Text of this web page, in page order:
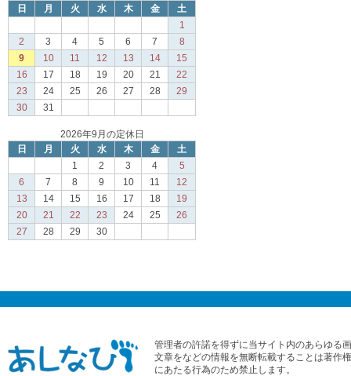
日
月 火 水 木 金
土
1
2
3 4 5 6 7
8
9
10 11 12 13 14
15
16
17 18 19 20 21
22
23
24 25 26 27 28
29
30
31
2026年9月の定休日
日
月 火 水 木 金
土
1
2 3 4
5
6
7 8 9 10 11
12
13
14 15 16 17 18
19
20
21 22 23 24 25
26
27
28 29 30
管理者の許諾を得ずに当サイト内のあらゆる
文章をなどの情報を無断転載することは著作
にあたる行為のため禁止します。